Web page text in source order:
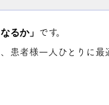
るか」 です。
者様一人ひとりに最